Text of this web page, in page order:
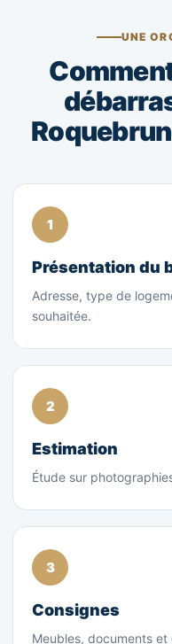
UNE
Présentation du
Adresse, type de
souhaitée.
Estimation
Étude sur
Consignes
Meubles, documents et